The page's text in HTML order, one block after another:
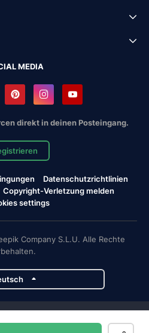
MEDIA
direkt in deinen Posteingang.
Datenschutzrichtlinien
Copyright-Verletzung melden
settings
Company S.L.U. Alle Rechte